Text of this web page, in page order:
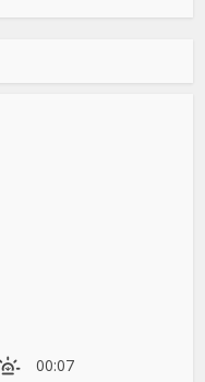
00:07